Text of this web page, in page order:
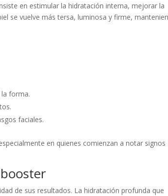
en estimular la hidratación interna, mejorar la
se vuelve más tersa, luminosa y firme,
forma.
faciales.
en quienes comienzan a notar signos
de sus resultados. La hidratación profunda que